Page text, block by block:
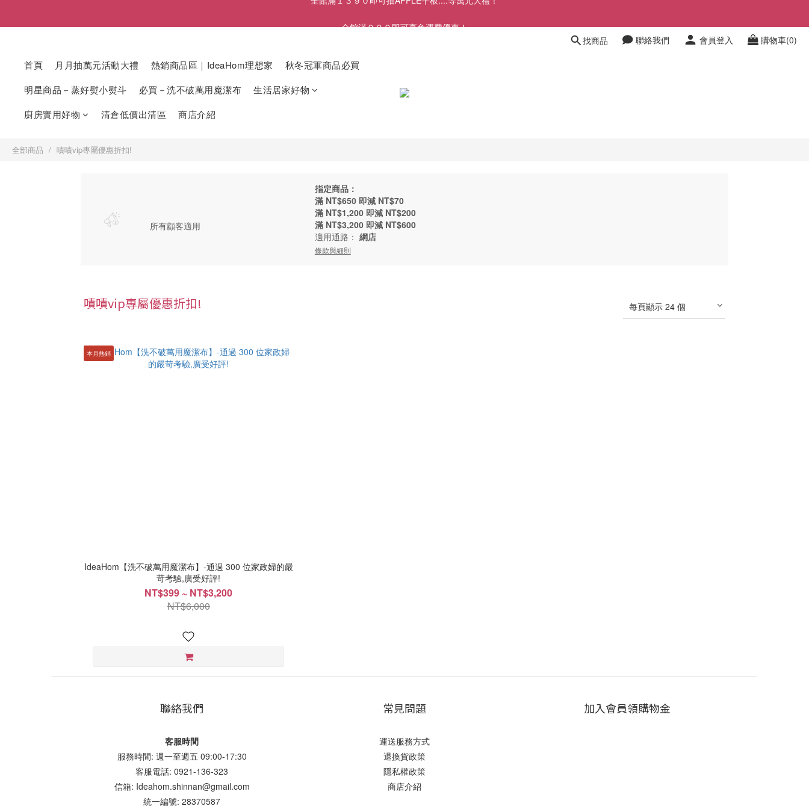
找商品
聯絡我們 會員登入 購物車(0)
首頁 月月抽萬元活動大禮 熱銷商品區｜IdeaHom理想家
秋冬冠軍商品必買
明星商品－蒸好熨小熨斗
必買－洗不破萬用魔潔布
生活居家好物
廚房實用好物
清倉低價出清區 商店介紹
全部商品 嘖嘖vip專屬優惠折扣!
所有顧客適用
指定商品：
滿 NT$650 即減 NT$70
滿 NT$1,200 即減 NT$200
滿 NT$3,200 即減 NT$600
適用通路： 網店
條款與細則
嘖嘖vip專屬優惠折扣! 每頁顯示 24 個
本月熱銷
IdeaHom【洗不破萬用魔潔布】-通過 300 位家政婦的嚴
苛考驗,廣受好評!
NT$399 ~ NT$3,200
NT$6,000
聯絡我們
客服時間
服務時間: 週一至週五 09:00-17:30
客服電話: 0921-136-323
信箱: Ideahom.shinnan@gmail.com
統一編號: 28370587
常見問題
運送服務方式
退換貨政策
隱私權政策
商店介紹
加入會員領購物金